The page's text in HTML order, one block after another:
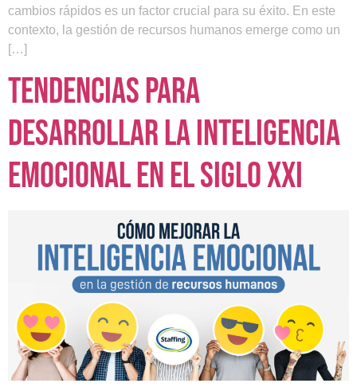
cambios rápidos es un factor crucial para su éxito. En este
contexto, la gestión de recursos humanos emerge como un
[…]
Tendencias para
desarrollar la inteligencia
emocional en el siglo XXI